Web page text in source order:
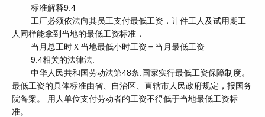
标准解释9.4
工厂必须依法向其员工支付最低工资．计件工人及试用期工
人同样能拿到当地的最低工资标准．
当月总工时Ｘ当地最低小时工资＝当月最低工资
9.4相关的法律法:
中华人民共和国劳动法第48条:国家实行最低工资保障制度。
最低工资的具体标准由省、自治区、直辖市人民政府规定，报国务
院备案。 用人单位支付劳动者的工资不得低于当地最低工资标
准。